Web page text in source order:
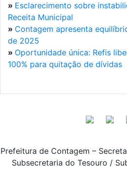
» Esclarecimento sobre
Receita Municipal
» Contagem apresenta
de 2025
» Oportunidade única: Refis
100% para quitação de dívidas
Prefeitura de Contagem –
Subsecretaria do Tesouro /